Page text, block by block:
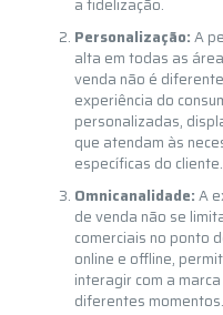
a fidelização.
Personalização:A
alta em todas as
venda não é
experiência do
personalizadas,
que atendam às
específicas do cliente.
Omnicanalidade:A
de venda não se
comerciais no ponto
online e offline,
interagir com a
diferentes momentos.